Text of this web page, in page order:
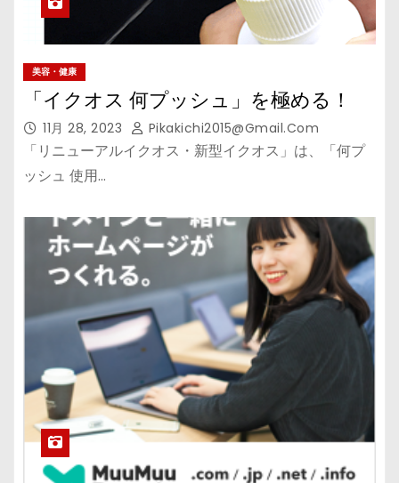
美容・健康
「イクオス 何プッシュ」を極める！
11月 28, 2023 Pikakichi2015@gmail.com
「リニューアルイクオス・新型イクオス」は、「何プ
ッシュ 使用…